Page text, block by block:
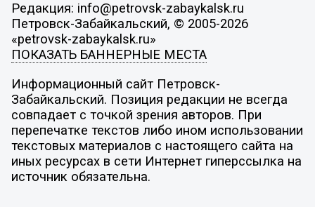
Редакция: info@petrovsk-zabaykalsk.ru
Петровск-Забайкальский, © 2005-2026
«petrovsk-zabaykalsk.ru»
ПОКАЗАТЬ БАННЕРНЫЕ МЕСТА
Информационный сайт Петровск-
Забайкальский. Позиция редакции не всегда
совпадает с точкой зрения авторов. При
перепечатке текстов либо ином использовании
текстовых материалов с настоящего сайта на
иных ресурсах в сети Интернет гиперссылка на
источник обязательна.